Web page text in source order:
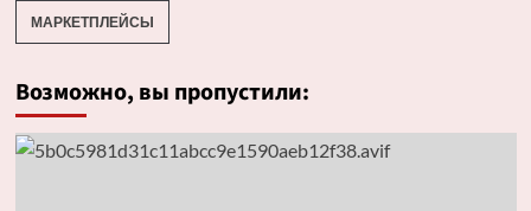
МАРКЕТПЛЕЙСЫ
Возможно, вы пропустили: